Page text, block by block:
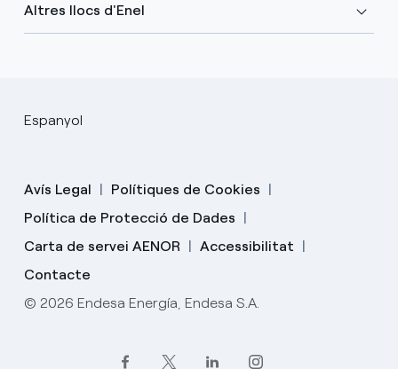
Altres llocs d'Enel
Espanyol
Avís Legal
Polítiques de Cookies
Política de Protecció de Dades
Carta de servei AENOR
Accessibilitat
Contacte
© 2026 Endesa Energía, Endesa S.A.